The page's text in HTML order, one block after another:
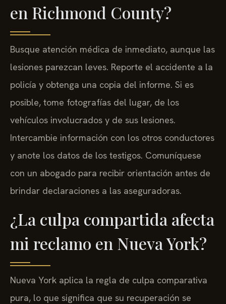
en Richmond County?
Busque atención médica de inmediato, aunque las
lesiones parezcan leves. Reporte el accidente a la
policía y obtenga una copia del informe. Si es
posible, tome fotografías del lugar, de los
vehículos involucrados y de sus lesiones.
Intercambie información con los otros conductores
y anote los datos de los testigos. Comuníquese
con un abogado para recibir orientación antes de
brindar declaraciones a las aseguradoras.
¿La culpa compartida afecta
mi reclamo en Nueva York?
Nueva York aplica la regla de culpa comparativa
pura, lo que significa que su recuperación se